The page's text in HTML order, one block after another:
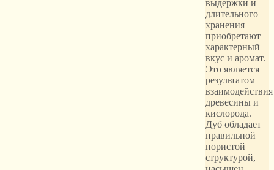
выдержки и
длительного
хранения
приобретают
характерный
вкус и аромат.
Это является
результатом
взаимодействия
древесины и
кислорода.
Дуб обладает
правильной
пористой
структурой,